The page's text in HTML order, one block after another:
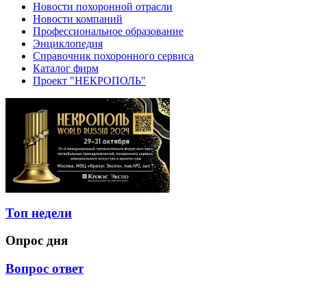
Новости похоронной отрасли
Новости компаний
Профессиональное образование
Энциклопедия
Справочник похоронного сервиса
Каталог фирм
Проект "НЕКРОПОЛЬ"
Топ недели
Опрос дня
Вопрос ответ